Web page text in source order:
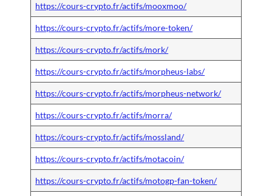
https://cours-crypto.fr/actifs/mooxmoo/
https://cours-crypto.fr/actifs/more-token/
https://cours-crypto.fr/actifs/mork/
https://cours-crypto.fr/actifs/morpheus-labs/
https://cours-crypto.fr/actifs/morpheus-network/
https://cours-crypto.fr/actifs/morra/
https://cours-crypto.fr/actifs/mossland/
https://cours-crypto.fr/actifs/motacoin/
https://cours-crypto.fr/actifs/motogp-fan-token/